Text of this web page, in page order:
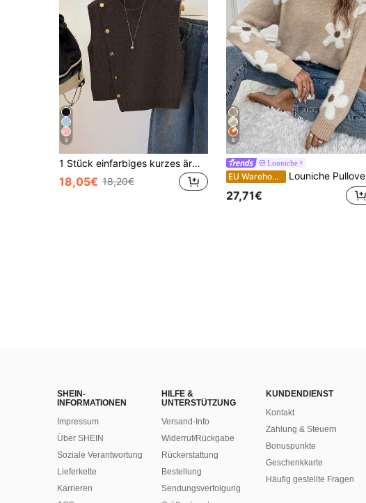
8
1 Stück einfarbiges kurzes ärmelloses Strick-Top mit Rundhalsausschnitt, asymmetrischem Knopfdesign, modisches Layering-Tanktop für den Sommer
18,05€ 18,20€
8
Louniche
EU Warehouse Louniche Pullover mit Blumenmuster und Dropped Shoulder, Langarm Strickpullover für Herbst und Winter
27,71€
SHEIN-
INFORMATIONEN
Impressum
Über SHEIN
Soziale Verantwortung
Lieferkette
Karrieren
HILFE &
UNTERSTÜTZUNG
Versand-Info
Widerruf/Rückgabe
Rückerstattung
Bestellung
Sendungsverfolgung
KUNDENDIENST
Kontakt
Zahlung & Steuern
Bonuspunkte
Geschenkkarte
Häufig gestellte Fragen